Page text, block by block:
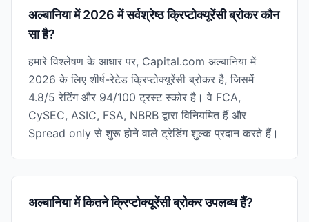
अल्बानिया में 2026 में सर्वश्रेष्ठ क्रिप्टोक्यूरेंसी ब्रोकर कौन
सा है?
हमारे विश्लेषण के आधार पर, Capital.com अल्बानिया में
2026 के लिए शीर्ष-रेटेड क्रिप्टोक्यूरेंसी ब्रोकर है, जिसमें
4.8/5 रेटिंग और 94/100 ट्रस्ट स्कोर है। वे FCA,
CySEC, ASIC, FSA, NBRB द्वारा विनियमित हैं और
Spread only से शुरू होने वाले ट्रेडिंग शुल्क प्रदान करते हैं।
अल्बानिया में कितने क्रिप्टोक्यूरेंसी ब्रोकर उपलब्ध हैं?